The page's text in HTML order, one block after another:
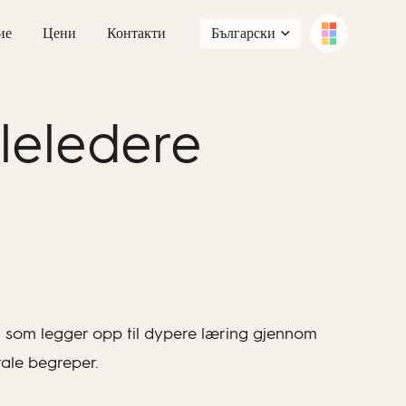
Цени Контакти Български
som legger opp til dypere læring gjennom
begreper.